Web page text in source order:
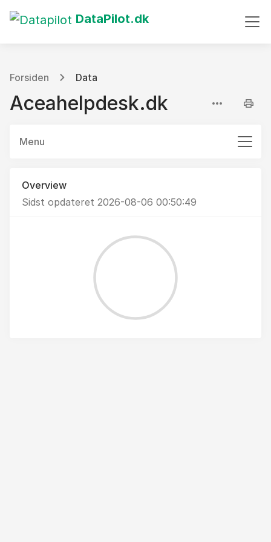
DataPilot.dk
Forsiden Data
Aceahelpdesk.dk
Menu
Overview
Sidst opdateret 2026-08-06 00:50:49